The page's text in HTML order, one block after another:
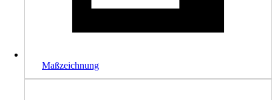
Maßzeichnung